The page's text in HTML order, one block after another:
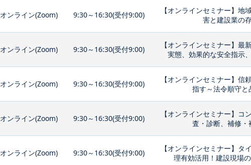
オンライン(Zoom) 9:30～16:30(受付9:00)
【オンラインセミナー】地
害と建設業の
オンライン(Zoom) 9:30～16:30(受付9:00)
【オンラインセミナー】最
実態、効果的な安全指示
オンライン(Zoom) 9:30～16:30(受付9:00)
【オンラインセミナー】信
指す～法令順守と
オンライン(Zoom) 9:30～16:30(受付9:00)
【オンラインセミナー】コ
査・診断、補修・
オンライン(Zoom) 9:30～16:30(受付9:00)
【オンラインセミナー】タ
理有効活用！建設現場